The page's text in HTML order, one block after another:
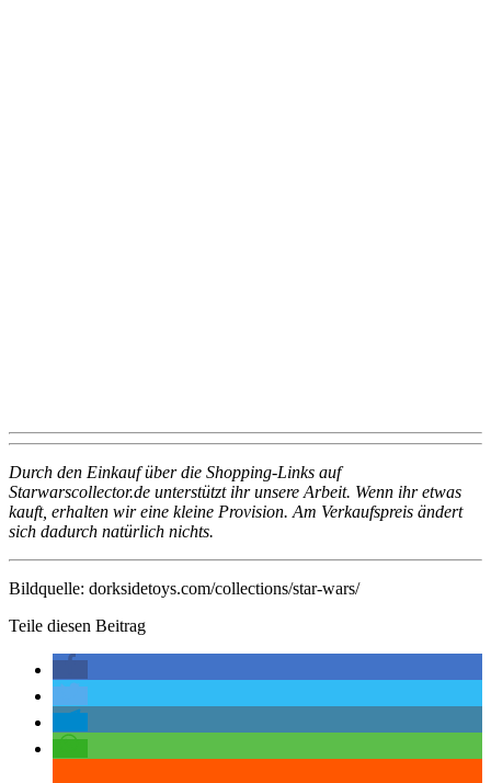
Durch den Einkauf über die Shopping-Links auf
Starwarscollector.de unterstützt ihr unsere Arbeit. Wenn ihr etwas
kauft, erhalten wir eine kleine Provision. Am Verkaufspreis ändert
sich dadurch natürlich nichts.
Bildquelle: dorksidetoys.com/collections/star-wars/
Teile diesen Beitrag